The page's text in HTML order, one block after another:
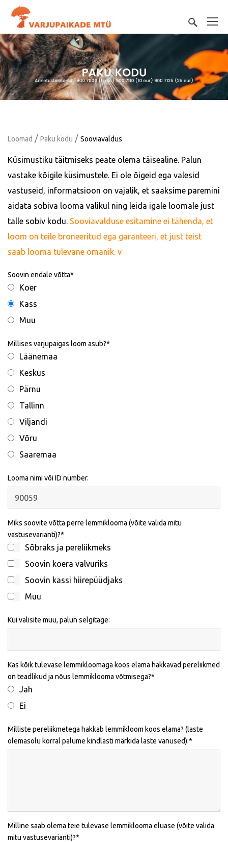
Loomad / Paku kodu / Sooviavaldus
Küsimustiku täitmiseks peate olema täisealine. Palun
vastake kõigile küsimustele. Ei ole õigeid ega valesid
vastuseid, informatsioon on vajalik, et saaksime paremini
aidata sobiva looma valikul ning leida igale loomale just
talle sobiv kodu. Sooviavalduse esitamine ei tähenda, et
loom on teile broneeritud ega garanteeri, et just teist
saab looma tulevane omanik. v
Soovin endale võtta
Koer
Kass
Muu
Millises varjupaigas loom asub?
Läänemaa
Keskus
Pärnu
Tallinn
Viljandi
Võru
Saaremaa
Looma nimi või ID number.
Miks soovite võtta perre lemmiklooma (võite valida mitu
vastusevarianti)?
Sõbraks ja pereliikmeks
Soovin koera valvuriks
Soovin kassi hiirepüüdjaks
Muu
Kui valisite muu, palun selgitage:
Kas kõik tulevase lemmikloomaga koos elama hakkavad pereliikmed
on teadlikud ja nõus lemmiklooma võtmisega?
Jah
Ei
Milliste pereliikmetega hakkab lemmikloom koos elama? (laste
olemasolu korral palume kindlasti märkida laste vanused):
Milline saab olema teie tulevase lemmiklooma eluase (võite valida
mitu vastusevarianti)?